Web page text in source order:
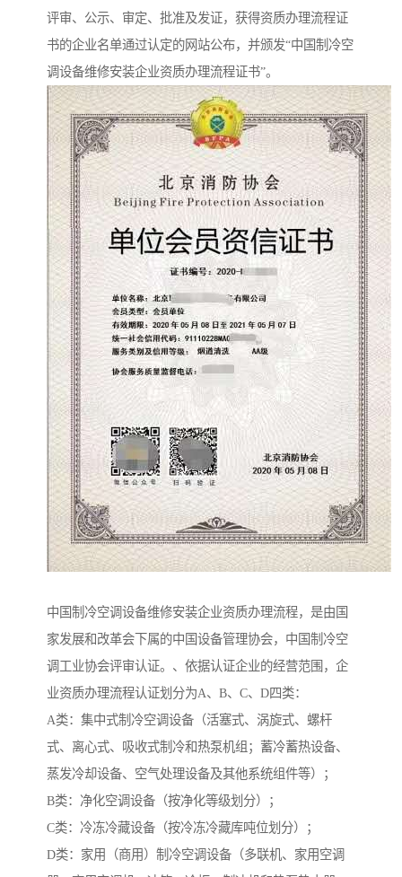
评审、公示、审定、批准及发证，获得资质办理流程证
书的企业名单通过认定的网站公布，并颁发“中国制冷空
调设备维修安装企业资质办理流程证书”。
中国制冷空调设备维修安装企业资质办理流程，是由国
家发展和改革会下属的中国设备管理协会，中国制冷空
调工业协会评审认证。、依据认证企业的经营范围，企
业资质办理流程认证划分为A、B、C、D四类：
A类：集中式制冷空调设备（活塞式、涡旋式、螺杆
式、离心式、吸收式制冷和热泵机组；蓄冷蓄热设备、
蒸发冷却设备、空气处理设备及其他系统组件等）；
B类：净化空调设备（按净化等级划分）；
C类：冷冻冷藏设备（按冷冻冷藏库吨位划分）；
D类：家用（商用）制冷空调设备（多联机、家用空调